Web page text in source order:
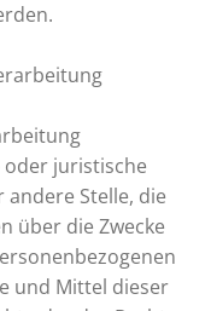
juristische
Stelle, die
über die Zwecke
und Mittel dieser